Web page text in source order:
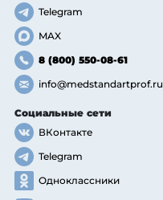
Telegram
MAX
8 (800) 550-08-61
info@medstandartprof.ru
Социальные сети
ВКонтакте
Telegram
Одноклассники